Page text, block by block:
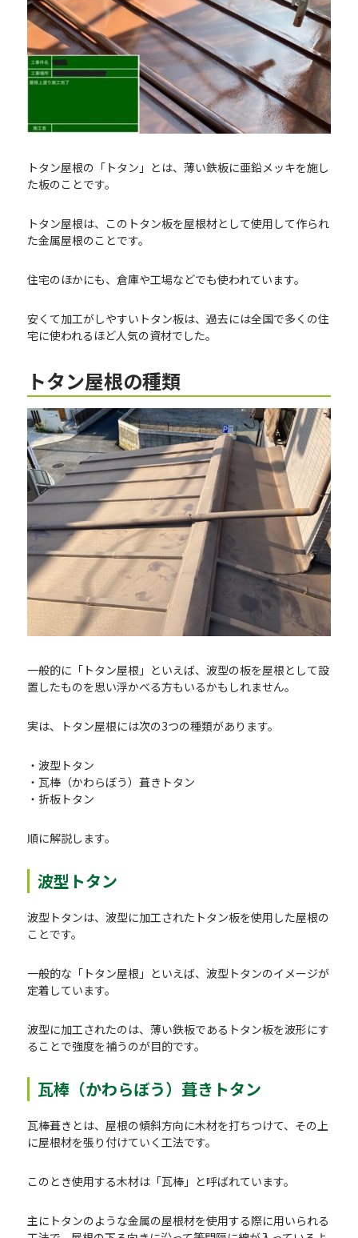
トタン屋根の「トタン」とは、薄い鉄板に亜鉛メッキを施し
た板のことです。
トタン屋根は、このトタン板を屋根材として使用して作られ
た金属屋根のことです。
住宅のほかにも、倉庫や工場などでも使われています。
安くて加工がしやすいトタン板は、過去には全国で多くの住
宅に使われるほど人気の資材でした。
トタン屋根の種類
一般的に「トタン屋根」といえば、波型の板を屋根として設
置したものを思い浮かべる方もいるかもしれません。
実は、トタン屋根には次の3つの種類があります。
・波型トタン
・瓦棒（かわらぼう）葺きトタン
・折板トタン
順に解説します。
波型トタン
波型トタンは、波型に加工されたトタン板を使用した屋根の
ことです。
一般的な「トタン屋根」といえば、波型トタンのイメージが
定着しています。
波型に加工されたのは、薄い鉄板であるトタン板を波形にす
ることで強度を補うのが目的です。
瓦棒（かわらぼう）葺きトタン
瓦棒葺きとは、屋根の傾斜方向に木材を打ちつけて、その上
に屋根材を張り付けていく工法です。
このとき使用する木材は「瓦棒」と呼ばれています。
主にトタンのような金属の屋根材を使用する際に用いられる